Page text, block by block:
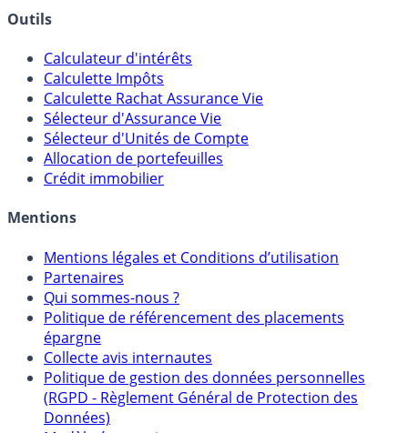
Outils
Calculateur d'intérêts
Calculette Impôts
Calculette Rachat Assurance Vie
Sélecteur d'Assurance Vie
Sélecteur d'Unités de Compte
Allocation de portefeuilles
Crédit immobilier
Mentions
Mentions légales et Conditions d’utilisation
Partenaires
Qui sommes-nous ?
Politique de référencement des placements
épargne
Collecte avis internautes
Politique de gestion des données personnelles
(RGPD - Règlement Général de Protection des
Données)